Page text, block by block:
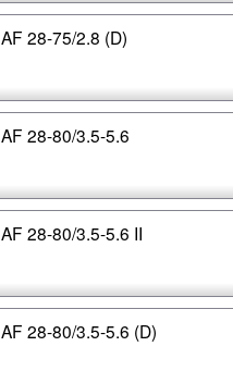
AF 28-75/2.8 (D)
AF 28-80/3.5-5.6
AF 28-80/3.5-5.6 II
AF 28-80/3.5-5.6 (D)